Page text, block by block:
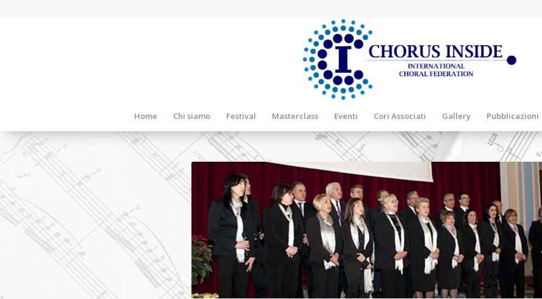
Home Chi siamo Festival Masterclass Eventi Cori Associati Gallery Pubblicazioni